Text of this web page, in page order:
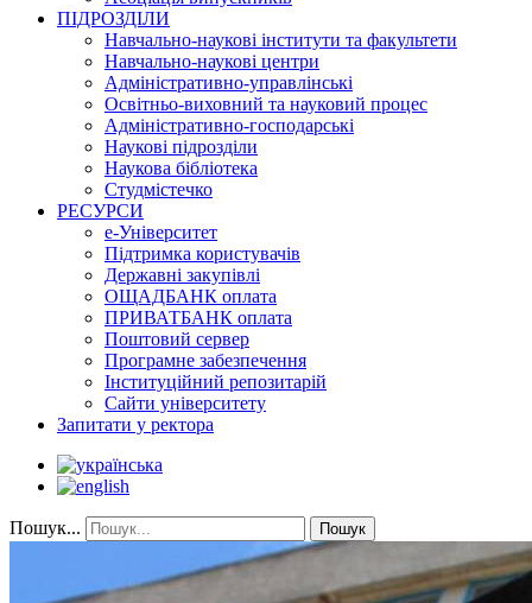
ПІДРОЗДІЛИ
Навчально-наукові інститути та факультети
Навчально-наукові центри
Адміністративно-управлінські
Освітньо-виховний та науковий процес
Адміністративно-господарські
Наукові підрозділи
Наукова бібліотека
Студмістечко
РЕСУРСИ
е-Університет
Підтримка користувачів
Державні закупівлі
ОЩАДБАНК оплата
ПРИВАТБАНК оплата
Поштовий сервер
Програмне забезпечення
Інституційний репозитарій
Сайти університету
Запитати у ректора
Пошук... Пошук